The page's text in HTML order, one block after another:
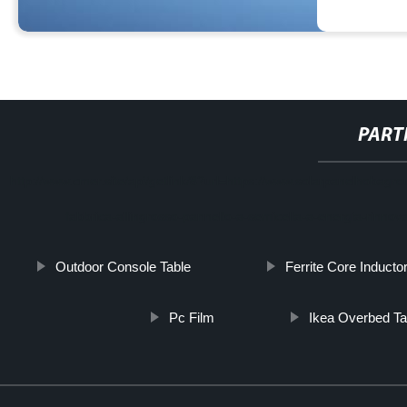
Outdoor Console Table Ferrite Core
Pc Film Ikea Overbed